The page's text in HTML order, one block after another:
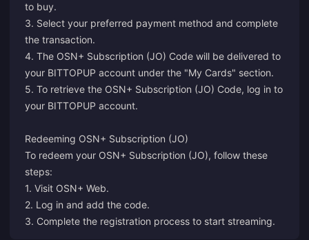
to buy.
3. Select your preferred payment method and complete
the transaction.
4. The OSN+ Subscription (JO) Code will be delivered to
your BITTOPUP account under the "My Cards" section.
5. To retrieve the OSN+ Subscription (JO) Code, log in to
your BITTOPUP account.
Redeeming OSN+ Subscription (JO)
To redeem your OSN+ Subscription (JO), follow these
steps:
1. Visit OSN+ Web.
2. Log in and add the code.
3. Complete the registration process to start streaming.